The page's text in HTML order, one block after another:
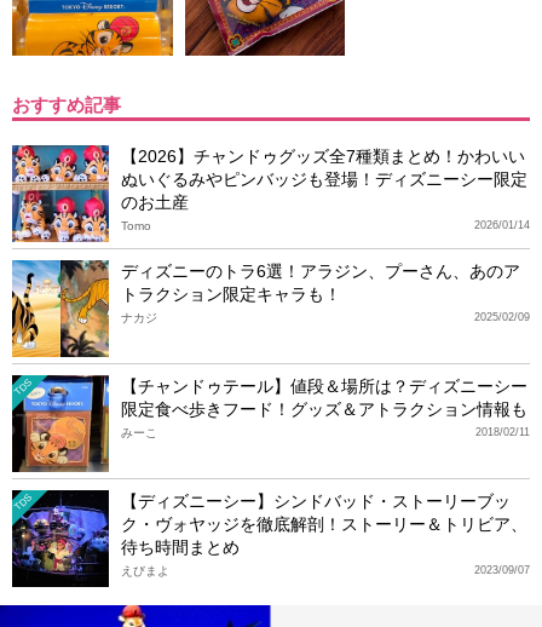
おすすめ記事
【2026】チャンドゥグッズ全7種類まとめ！かわいい
ぬいぐるみやピンバッジも登場！ディズニーシー限定
のお土産
2026/01/14
Tomo
ディズニーのトラ6選！アラジン、プーさん、あのア
トラクション限定キャラも！
2025/02/09
ナカジ
TDS
【チャンドゥテール】値段＆場所は？ディズニーシー
限定食べ歩きフード！グッズ＆アトラクション情報も
2018/02/11
みーこ
TDS
【ディズニーシー】シンドバッド・ストーリーブッ
ク・ヴォヤッジを徹底解剖！ストーリー＆トリビア、
待ち時間まとめ
2023/09/07
えびまよ